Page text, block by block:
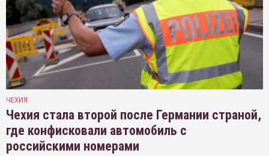
ЧЕХИЯ
Чехия стала второй после Германии страной,
где конфисковали автомобиль с
российскими номерами